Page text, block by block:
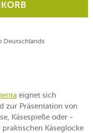
Deutschlands
eignet sich
zur Präsentation von
Käsespieße oder -
Käseglocke